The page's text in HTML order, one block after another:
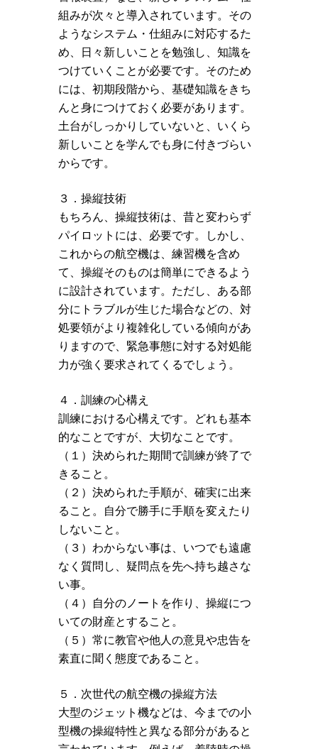
組みが次々と導入されています。その
ようなシステム・仕組みに対応するた
め、日々新しいことを勉強し、知識を
つけていくことが必要です。そのため
には、初期段階から、基礎知識をきち
んと身につけておく必要があります。
土台がしっかりしていないと、いくら
新しいことを学んでも身に付きづらい
からです。
３．操縦技術
もちろん、操縦技術は、昔と変わらず
パイロットには、必要です。しかし、
これからの航空機は、練習機を含め
て、操縦そのものは簡単にできるよう
に設計されています。ただし、ある部
分にトラブルが生じた場合などの、対
処要領がより複雑化している傾向があ
りますので、緊急事態に対する対処能
力が強く要求されてくるでしょう。
４．訓練の心構え
訓練における心構えです。どれも基本
的なことですが、大切なことです。
（１）決められた期間で訓練が終了で
きること。
（２）決められた手順が、確実に出来
ること。自分で勝手に手順を変えたり
しないこと。
（３）わからない事は、いつでも遠慮
なく質問し、疑問点を先へ持ち越さな
い事。
（４）自分のノートを作り、操縦につ
いての財産とすること。
（５）常に教官や他人の意見や忠告を
素直に聞く態度であること。
５．次世代の航空機の操縦方法
大型のジェット機などは、今までの小
型機の操縦特性と異なる部分があると